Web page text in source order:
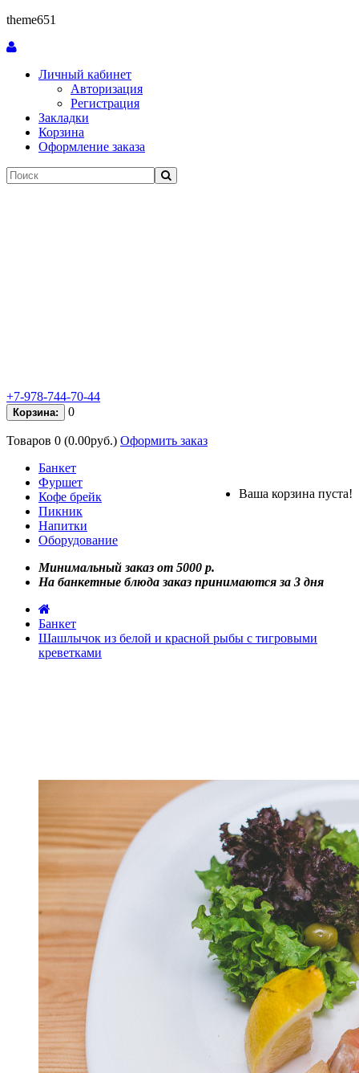
theme651
Личный кабинет
Авторизация
Регистрация
Закладки
Корзина
Оформление заказа
+7-978-744-70-44
Корзина: 0
Товаров 0 (0.00руб.) Оформить заказ
Ваша корзина пуста!
Банкет
Фуршет
Кофе брейк
Пикник
Напитки
Оборудование
Минимальный заказ от 5000 р.
На банкетные блюда заказ принимаются за 3 дня
Банкет
Шашлычок из белой и красной рыбы с тигровыми
креветками